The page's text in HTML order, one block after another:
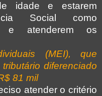
idade e estarem
Social como
e atenderem os
(MEI), que
diferenciado
81 mil
atender o critério